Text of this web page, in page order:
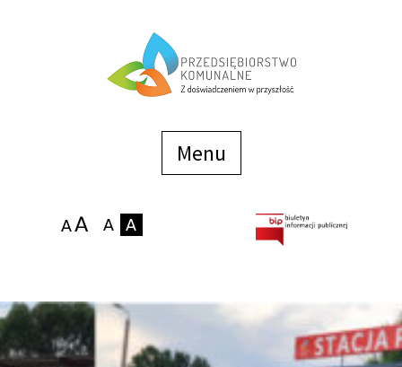
Menu
Zakłady
Podaj stan wodomierza